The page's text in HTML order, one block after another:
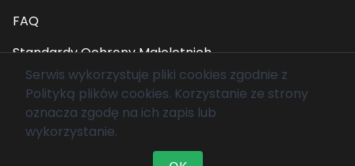
FAQ
Standardy Ochrony Małoletnich
© 2026 Fundacja Mam Marzenie. Wszelkie prawa
zastrzeżone.
Serwis wykorzystuje pliki cookies zgodnie z
Polityką plików cookies. Korzystanie ze strony
oznacza zgodę na ich zapis lub
wykorzystanie.